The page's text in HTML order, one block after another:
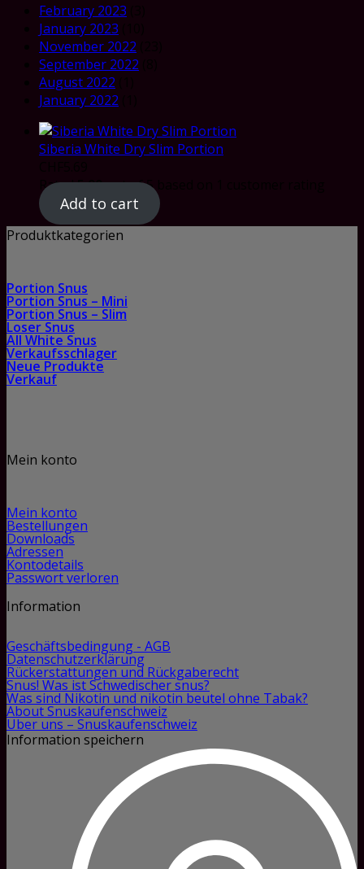
February 2023
January 2023
November 2022
September 2022
August 2022
January 2022
Siberia White Dry Slim Portion
Rated5.00out of 5 based on
Add to cart
Produktkategorien
Portion Snus
Portion Snus – Mini
Portion Snus – Slim
Loser Snus
All White Snus
Verkaufsschlager
Neue Produkte
Verkauf
Mein konto
Mein konto
Bestellungen
Downloads
Adressen
Kontodetails
Passwort verloren
Information
Geschäftsbedingung - AGB
Datenschutzerklärung
Rückerstattungen und Rückgaberecht
Snus! Was ist Schwedischer snus?
Was sind Nikotin und nikotin beutel ohne Tabak?
About Snuskaufenschweiz
Über uns – Snuskaufenschweiz
Information speichern